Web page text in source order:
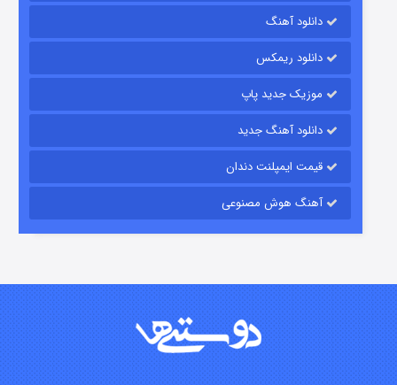
قسمت
قسمت۲ (دوبله) منتشر شد
دانلود آهنگ
دانلود ریمکس
موزیک جدید پاپ
دانلود آهنگ جدید
قیمت ایمپلنت دندان
آهنگ هوش مصنوعی